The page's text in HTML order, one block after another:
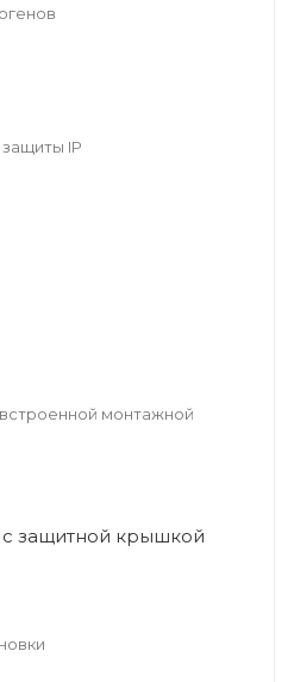
IP
монтажной
защитной крышкой